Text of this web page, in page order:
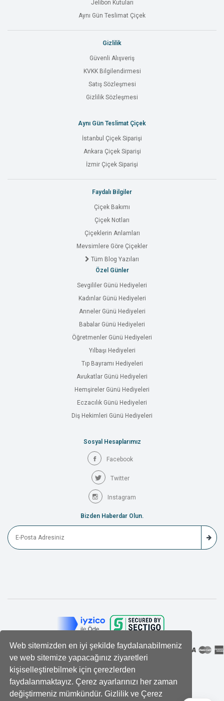
Web sitemizden en iyi şekilde faydalanabilmeniz
ve web sitemize yapacağınız ziyaretleri
kişiselleştirebilmek için çerezlerden
faydalanmaktayız. Çerez ayarlarınızı her zaman
değiştirmeniz mümkündür. Gizlilik ve Çerez
Jelibon Kutuları
Aynı Gün Teslimat Çiçek
Gizlilik
Güvenli Alışveriş
KVKK Bilgilendirmesi
Satış Sözleşmesi
Gizlilik Sözleşmesi
Aynı Gün Teslimat Çiçek
İstanbul Çiçek Siparişi
Ankara Çiçek Siparişi
İzmir Çiçek Siparişi
Faydalı Bilgiler
Çiçek Bakımı
Çiçek Notları
Çiçeklerin Anlamları
Mevsimlere Göre Çiçekler
Tüm Blog Yazıları
Özel Günler
Sevgililer Günü Hediyeleri
Kadınlar Günü Hediyeleri
Anneler Günü Hediyeleri
Babalar Günü Hediyeleri
Öğretmenler Günü Hediyeleri
Yılbaşı Hediyeleri
Tıp Bayramı Hediyeleri
Avukatlar Günü Hediyeleri
Hemşireler Günü Hediyeleri
Eczacılık Günü Hediyeleri
Diş Hekimleri Günü Hediyeleri
Sosyal Hesaplarımız
Facebook
Twitter
Instagram
Bizden Haberdar Olun.